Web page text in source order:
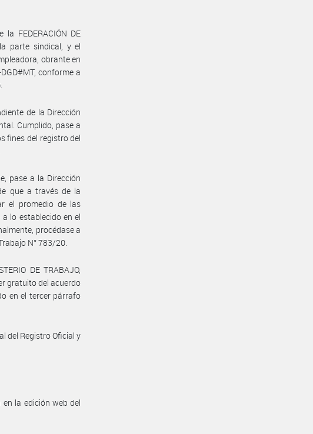
la FEDERACIÓN DE
la parte sindical, y el
obrante en
conforme a
de la Dirección
Cumplido, pase a
fines del registro del
pase a la Dirección
que a través de la
el promedio de las
lo establecido en el
procédase a
N° 783/20.
DE TRABAJO,
gratuito del acuerdo
en el tercer párrafo
del Registro Oficial y
la edición web del